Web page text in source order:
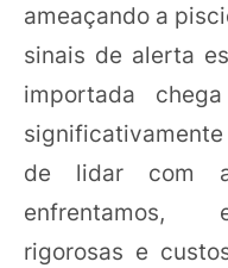
ameaçando a
sinais de alerta
importada
de lidar com
enfrentamos,
rigorosas e